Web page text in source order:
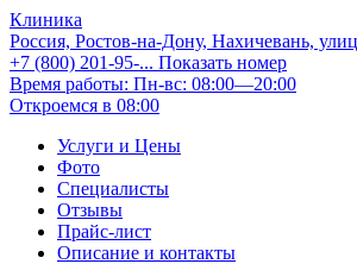
Клиника
Россия, Ростов-на-Дону, Нахичевань,
+7 (800) 201-95-... Показать номер
Время работы: Пн-вс: 08:00—20:00
Откроемся в 08:00
Услуги и Цены
Фото
Специалисты
Отзывы
Прайс-лист
Описание и контакты